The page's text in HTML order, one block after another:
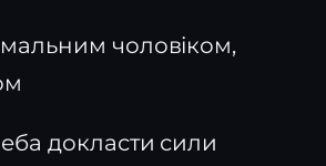
чоловіком,
докласти сили